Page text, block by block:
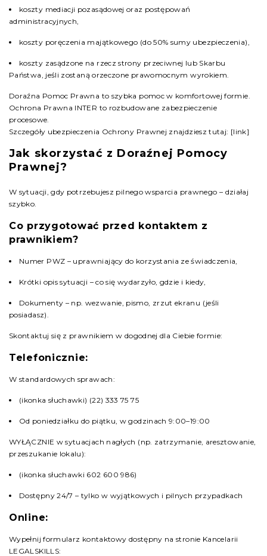
koszty mediacji pozasądowej oraz postępowań
administracyjnych,
koszty poręczenia majątkowego (do 50% sumy ubezpieczenia),
koszty zasądzone na rzecz strony przeciwnej lub Skarbu
Państwa, jeśli zostaną orzeczone prawomocnym wyrokiem.
Doraźna Pomoc Prawna to szybka pomoc w komfortowej formie.
Ochrona Prawna INTER to rozbudowane zabezpieczenie
procesowe.
Szczegóły ubezpieczenia Ochrony Prawnej znajdziesz tutaj: [link]
Jak skorzystać z Doraźnej Pomocy
Prawnej?
W sytuacji, gdy potrzebujesz pilnego wsparcia prawnego – działaj
szybko.
Co przygotować przed kontaktem z
prawnikiem?
Numer PWZ – uprawniający do korzystania ze świadczenia,
Krótki opis sytuacji – co się wydarzyło, gdzie i kiedy,
Dokumenty – np. wezwanie, pismo, zrzut ekranu (jeśli
posiadasz).
Skontaktuj się z prawnikiem w dogodnej dla Ciebie formie:
Telefonicznie:
W standardowych sprawach:
(ikonka słuchawki) (22) 333 75 75
Od poniedziałku do piątku, w godzinach 9:00–19:00
WYŁĄCZNIE w sytuacjach nagłych (np. zatrzymanie, aresztowanie,
przeszukanie lokalu):
(ikonka słuchawki 602 600 986)
Dostępny 24/7 – tylko w wyjątkowych i pilnych przypadkach
Online:
Wypełnij formularz kontaktowy dostępny na stronie Kancelarii
LEGALSKILLS: